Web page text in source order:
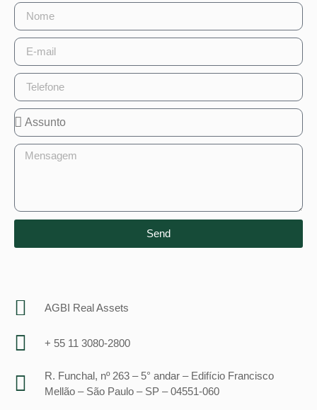
Send
AGBI Real Assets
+ 55 11 3080-2800
R. Funchal, nº 263 – 5° andar – Edifício Francisco
Mellão – São Paulo – SP – 04551-060